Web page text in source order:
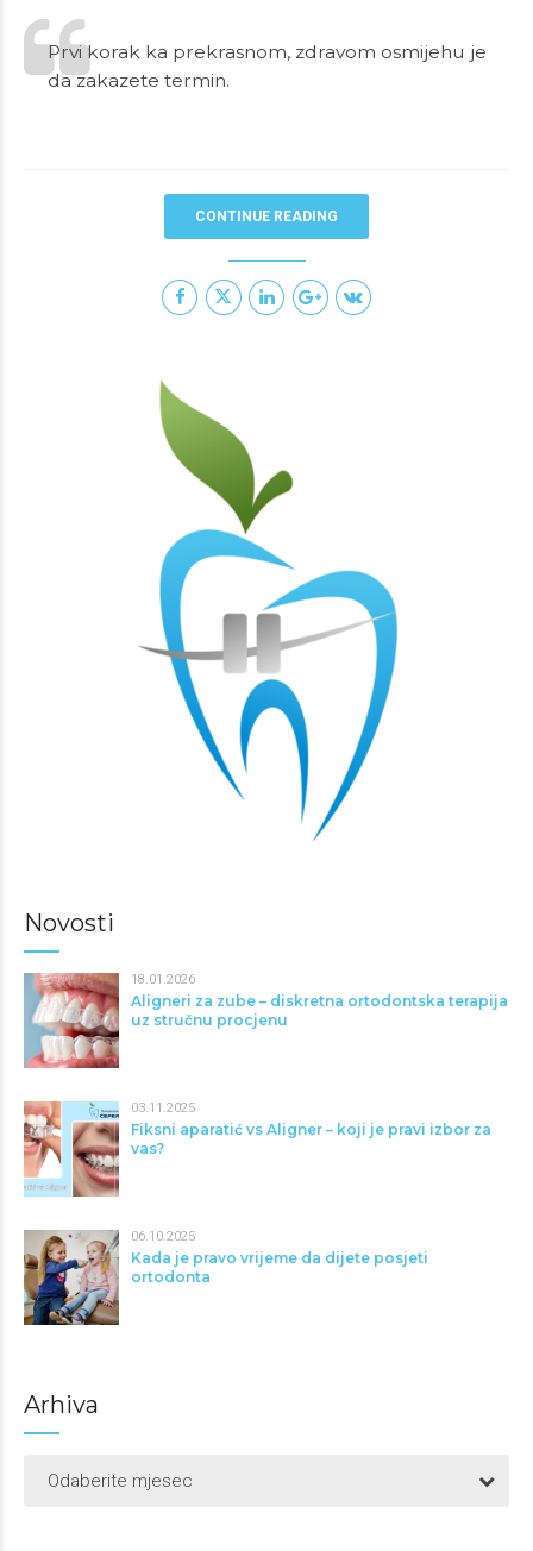
Prvi korak ka prekrasnom, zdravom osmijehu je
da zakazete termin.
CONTINUE READING
Novosti
18.01.2026
Aligneri za zube – diskretna ortodontska terapija
uz stručnu procjenu
03.11.2025
Fiksni aparatić vs Aligner – koji je pravi izbor za
vas?
06.10.2025
Kada je pravo vrijeme da dijete posjeti
ortodonta
Arhiva
Odaberite mjesec